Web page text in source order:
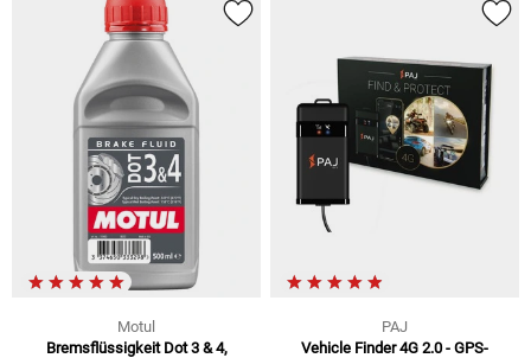
Motul
Bremsflüssigkeit Dot 3 & 4,
PAJ
Vehicle Finder 4G 2.0 - GPS-